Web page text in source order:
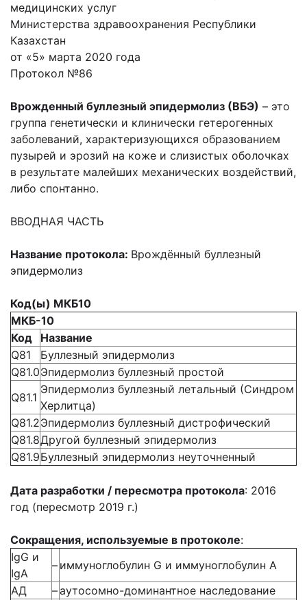
медицинских услуг
Министерства здравоохранения Республики
Казахстан
от «5» марта 2020 года
Протокол №86
Врожденный буллезный эпидермолиз (ВБЭ) – это
группа генетически и клинически гетерогенных
заболеваний, характеризующихся образованием
пузырей и эрозий на коже и слизистых оболочках
в результате малейших механических воздействий,
либо спонтанно.
ВВОДНАЯ ЧАСТЬ
Название протокола: Врождённый буллезный
эпидермолиз
Код(ы) МКБ10
МКБ-10
Код
Название
Q81
Буллезный эпидермолиз
Q81.0Эпидермолиз буллезный простой
Q81.1
Эпидермолиз буллезный летальный (Синдром
Херлитца)
Q81.2Эпидермолиз буллезный дистрофический
Q81.8Другой буллезный эпидермолиз
Q81.9Буллезный эпидермолиз неуточненный
Дата разработки / пересмотра протокола: 2016
год (пересмотр 2019 г.)
Сокращения, используемые в протоколе:
IgG и
IgA
– иммуноглобулин G и иммуноглобулин A
АД
–аутосомно-доминантное наследование